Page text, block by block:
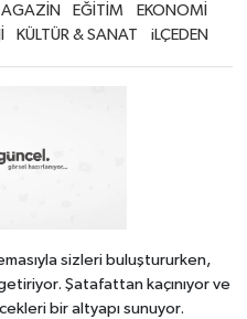
EĞİTİM
EKONOMİ
KÜLTÜR & SANAT iLÇEDEN
sizleri buluştururken,
Şatafattan kaçınıyor ve
bir altyapı sunuyor.